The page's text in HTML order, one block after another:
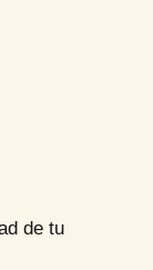
de tu